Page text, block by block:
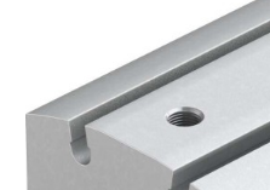
自
动
化